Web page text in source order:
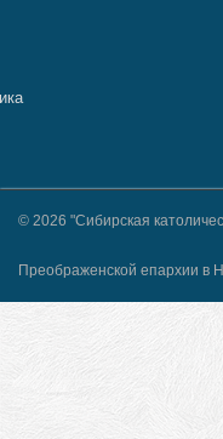
© 2026 "Сибирская
Преображенской епархии в